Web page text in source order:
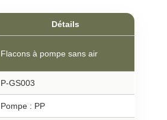
Détails
Flacons à pompe sans air
P-GS003
Pompe : PP